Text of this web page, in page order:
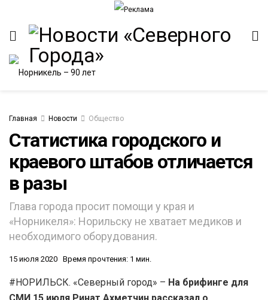
Главная Новости Общество
Статистика городского и
краевого штабов отличается
в разы
Глава города просит помощи у края и
«Норникеля»: Норильску не хватает медиков и
необходимого оборудования.
15 июля 2020 Время прочтения: 1 мин.
#НОРИЛЬСК. «Северный город» – На брифинге для
СМИ 15 июля Ринат Ахметчин рассказал о